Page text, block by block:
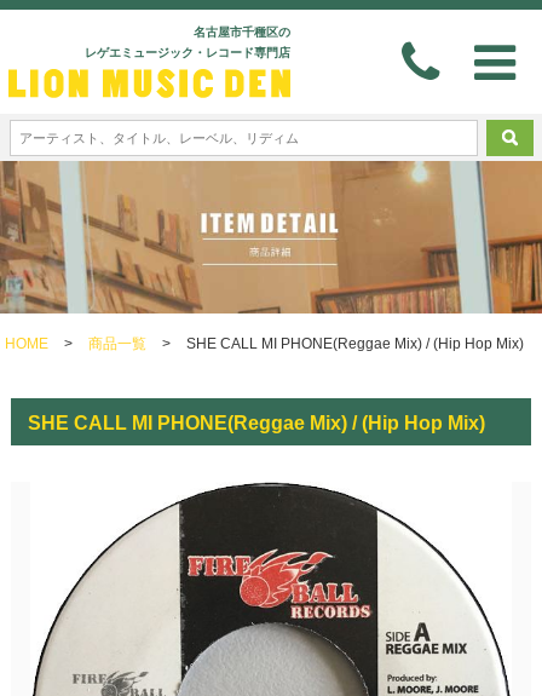
名古屋市千種区の
レゲエミュージック・レコード専門店
HOME > 商品一覧 > SHE CALL MI PHONE(Reggae Mix) / (Hip Hop Mix)
SHE CALL MI PHONE(Reggae Mix) / (Hip Hop Mix)